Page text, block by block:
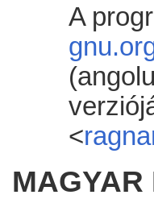
A
<
MAGYAR